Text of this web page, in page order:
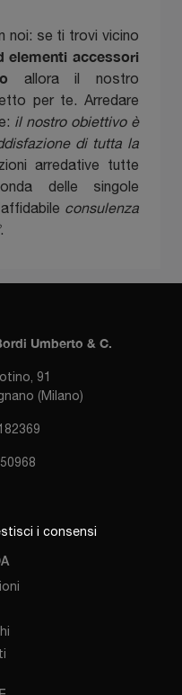
noi: se ti trovi vicino
elementi accessori
allora il nostro
per te. Arredare
il nostro obiettivo è
di tutta la
arredative tutte
delle singole
consulenza
.
Umberto & C.
91
(Milano)
i consensi